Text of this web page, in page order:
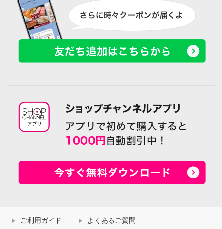
ご利用ガイド よくあるご質問